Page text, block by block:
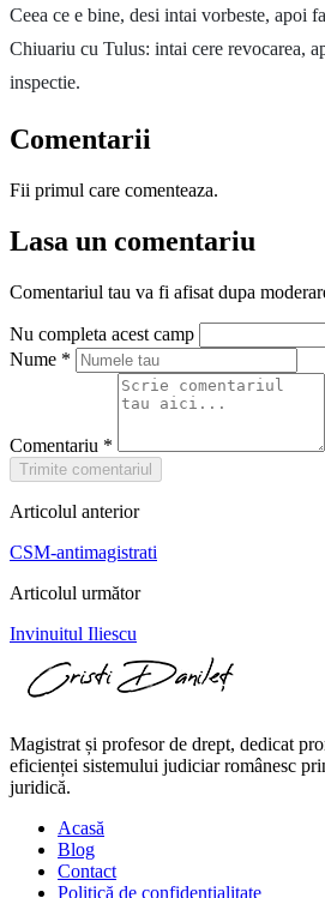
Ceea ce e bine, desi intai vorbeste, apoi
Chiuariu cu Tulus: intai cere revocarea,
inspectie.
Comentarii
Fii primul care comenteaza.
Lasa un comentariu
Comentariul tau va fi afisat dupa
Nu completa acest camp
Nume *
Comentariu *
Trimite comentariul
Articolul anterior
CSM-antimagistrati
Articolul următor
Invinuitul Iliescu
Magistrat și profesor de drept, dedicat
eficienței sistemului judiciar românesc
juridică.
Acasă
Blog
Contact
Politică de confidențialitate